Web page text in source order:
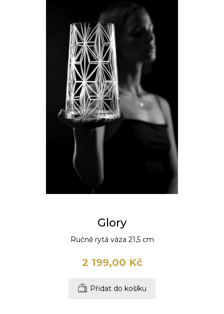
Glory
Ručně rytá váza 21,5 cm
2 199,00 Kč
Přidat do košíku